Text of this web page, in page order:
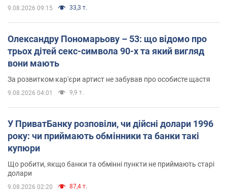
9.08.2026 09:15 33,3 т.
Олександру Пономарьову – 53: що відомо про
трьох дітей секс-символа 90-х та який вигляд
вони мають
За розвитком кар'єри артист не забував про особисте щастя
9.08.2026 04:01 9,9 т.
У ПриватБанку розповіли, чи дійсні долари 1996
року: чи приймають обмінники та банки такі
купюри
Що робити, якщо банки та обмінні пункти не приймають старі
долари
9.08.2026 02:20 87,4 т.